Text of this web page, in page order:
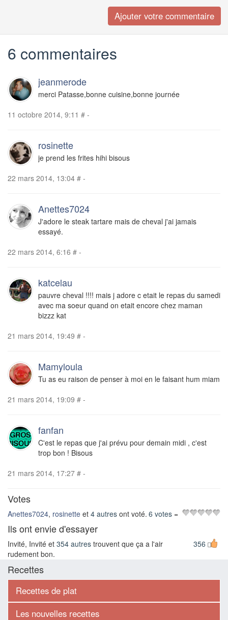
6 commentaires
jeanmerode
merci Patasse,bonne cuisine,bonne journée
11 octobre 2014, 9:11 # -
rosinette
je prend les frites hihi bisous
22 mars 2014, 13:04 # -
Anettes7024
J'adore le steak tartare mais de cheval j'ai jamais
essayé.
22 mars 2014, 6:16 # -
katcelau
pauvre cheval !!!! mais j adore c etait le repas du samedi
avec ma soeur quand on etait encore chez maman
bizzz kat
21 mars 2014, 19:49 # -
Mamyloula
Tu as eu raison de penser à moi en le faisant hum miam
21 mars 2014, 19:09 # -
fanfan
C'est le repas que j'ai prévu pour demain midi , c'est
trop bon ! Bisous
21 mars 2014, 17:27 # -
Votes
Anettes7024, rosinette et 4 autres ont voté. =
6 votes
Ils ont envie d'essayer
356
Invité, Invité et 354 autres trouvent que ça a l'air
rudement bon.
Recettes
Recettes de plat
Les nouvelles recettes